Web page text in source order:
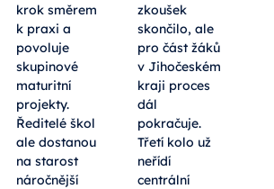
krok směrem
k praxi a
povoluje
skupinové
maturitní
projekty.
Ředitelé škol
ale dostanou
na starost
náročnější
zkoušek
skončilo, ale
pro část žáků
v Jihočeském
kraji proces
dál
pokračuje.
Třetí kolo už
neřídí
centrální